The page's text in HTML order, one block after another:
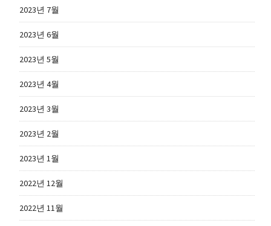
2023년 7월
2023년 6월
2023년 5월
2023년 4월
2023년 3월
2023년 2월
2023년 1월
2022년 12월
2022년 11월